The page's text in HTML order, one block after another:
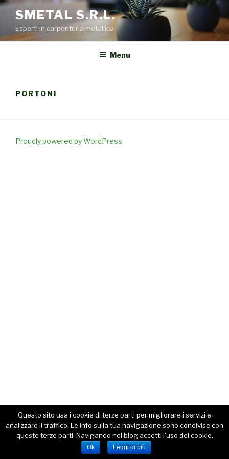
Salta
contenuto
SMETAL S.R.L.
Esperti in carpenteria metallica
Menu
PORTONI
Proudly powered by WordPress
Questo sito usa i cookie di terze parti per migliorare i servizi e
analizzare il traffico. Le info sulla tua navigazione sono condivise con
queste terze parti. Navigando nel blog accetti l'uso dei cookie.
Ok Leggi di più